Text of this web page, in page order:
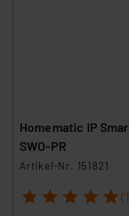
Homematic IP
SWO-PR
Artikel-Nr. 151821
1 2 3 4 5